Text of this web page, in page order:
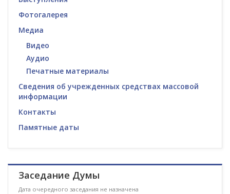
Фотогалерея
Медиа
Видео
Аудио
Печатные материалы
Сведения об учрежденных средствах массовой
информации
Контакты
Памятные даты
Заседание Думы
Дата очередного заседания не назначена